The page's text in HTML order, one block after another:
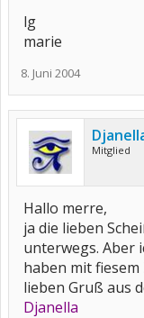
lg
marie
8. Juni 2004
Mitglied
Hallo merre,
ja die lieben
unterwegs. Aber
haben mit fiesem
lieben Gruß aus
Djanella